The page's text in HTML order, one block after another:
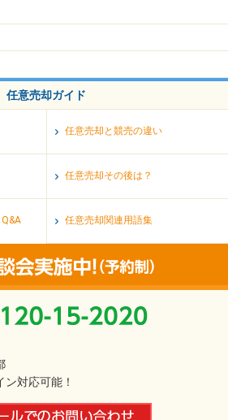
任意売却ガイド
任意売却と競売の違い
任意売却その後は？
任意売却関連用語集
対応可能！